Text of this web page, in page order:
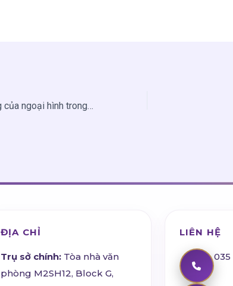
Tầm quan trọng của ngoại hình trong xã hội hiện đại
ĐỊA CHỈ
Trụ sở chính: Tòa nhà văn
phòng M2SH12, Block G,
LIÊN HỆ
035